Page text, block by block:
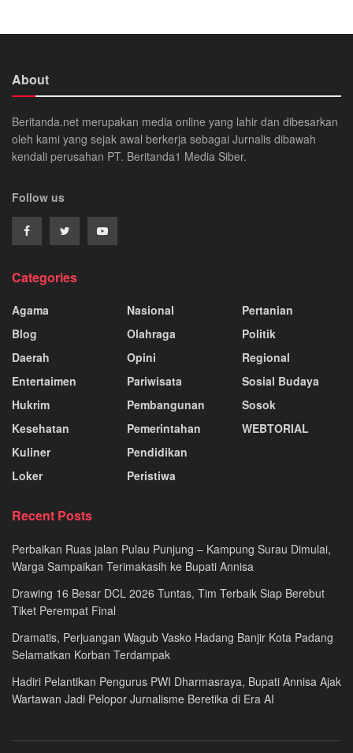
About
Beritanda.net merupakan media online yang lahir dan dibesarkan
oleh kami yang sejak awal berkerja sebagai Jurnalis dibawah
kendali perusahan PT. Beritanda1 Media Siber.
Follow us
Categories
Agama
Blog
Daerah
Entertaimen
Hukrim
Kesehatan
Kuliner
Loker
Nasional
Olahraga
Opini
Pariwisata
Pembangunan
Pemerintahan
Pendidikan
Peristiwa
Pertanian
Politik
Regional
Sosial Budaya
Sosok
WEBTORIAL
Recent Posts
Perbaikan Ruas jalan Pulau Punjung – Kampung Surau Dimulai,
Warga Sampaikan Terimakasih ke Bupati Annisa
Drawing 16 Besar DCL 2026 Tuntas, Tim Terbaik Siap Berebut
Tiket Perempat Final
Dramatis, Perjuangan Wagub Vasko Hadang Banjir Kota Padang
Selamatkan Korban Terdampak
Hadiri Pelantikan Pengurus PWI Dharmasraya, Bupati Annisa Ajak
Wartawan Jadi Pelopor Jurnalisme Beretika di Era AI